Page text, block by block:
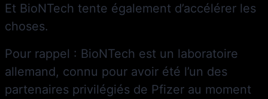
Et BioNTech tente également d’accélérer les
choses.
Pour rappel : BioNTech est un laboratoire
allemand, connu pour avoir été l’un des
partenaires privilégiés de Pfizer au moment